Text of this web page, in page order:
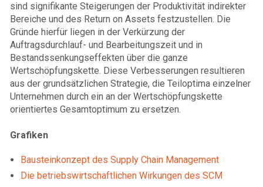
sind signifikante Steigerungen der Produktivität indirekter
Bereiche und des Return on Assets festzustellen. Die
Gründe hierfür liegen in der Verkürzung der
Auftragsdurchlauf- und Bearbeitungszeit und in
Bestandssenkungseffekten über die ganze
Wertschöpfungskette. Diese Verbesserungen resultieren
aus der grundsätzlichen Strategie, die Teiloptima einzelner
Unternehmen durch ein an der Wertschöpfungskette
orientiertes Gesamtoptimum zu ersetzen.
Grafiken
Bausteinkonzept des Supply Chain Management
Die betriebswirtschaftlichen Wirkungen des SCM